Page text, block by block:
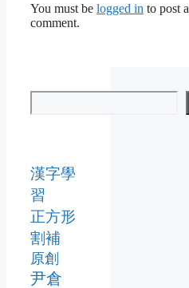
You must be logged in to post a
comment.
漢字學
習
正方形
割補
原創
尹倉